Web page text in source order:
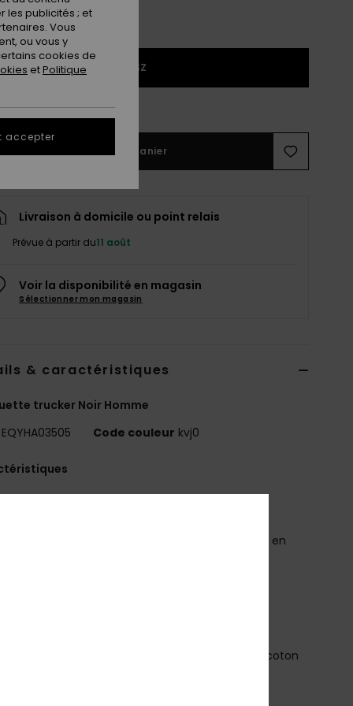
1SZ
le Guide des tailles
Ajouter au panier
Livraison à domicile ou point relais
Prévue à partir du11 août
Voir la disponibilité en magasin
Sélectionner mon magasin
& caractéristiques
trucker Noir Homme
EQYHA03505 Code couleur kvj0
panneaux avant en sergé délavé, arrière en
[Matière principale] 57% polyester, 43% coton
les publicités ; et
Vous
ou vous y
cookies de
etPolitique
accepter